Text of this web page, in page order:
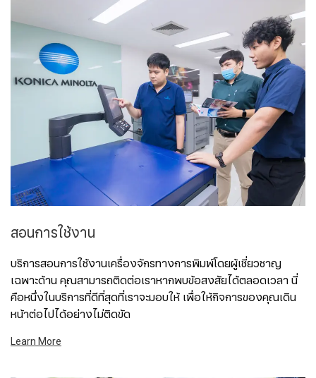
สอนการใช้งาน
บริการสอนการใช้งานเครื่องจักรทางการพิมพ์โดยผู้เชี่ยวชาญ
เฉพาะด้าน คุณสามารถติดต่อเราหากพบข้อสงสัยได้ตลอดเวลา นี่
คือหนึ่งในบริการที่ดีที่สุดที่เราจะมอบให้ เพื่อให้กิจการของคุณเดิน
หน้าต่อไปได้อย่างไม่ติดขัด
Learn More